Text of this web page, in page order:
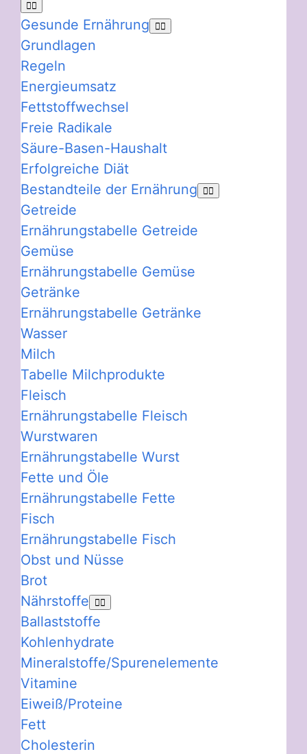
Gesunde Ernährung
Grundlagen
Regeln
Energieumsatz
Fettstoffwechsel
Freie Radikale
Säure-Basen-Haushalt
Erfolgreiche Diät
Bestandteile der Ernährung
Getreide
Ernährungstabelle Getreide
Gemüse
Ernährungstabelle Gemüse
Getränke
Ernährungstabelle Getränke
Wasser
Milch
Tabelle Milchprodukte
Fleisch
Ernährungstabelle Fleisch
Wurstwaren
Ernährungstabelle Wurst
Fette und Öle
Ernährungstabelle Fette
Fisch
Ernährungstabelle Fisch
Obst und Nüsse
Brot
Nährstoffe
Ballaststoffe
Kohlenhydrate
Mineralstoffe/Spurenelemente
Vitamine
Eiweiß/Proteine
Fett
Cholesterin